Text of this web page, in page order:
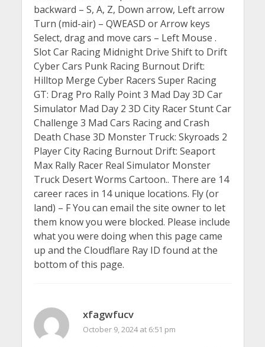
backward – S, A, Z, Down arrow, Left arrow
Turn (mid-air) – QWEASD or Arrow keys
Select, drag and move cars – Left Mouse .
Slot Car Racing Midnight Drive Shift to Drift
Cyber Cars Punk Racing Burnout Drift:
Hilltop Merge Cyber Racers Super Racing
GT: Drag Pro Rally Point 3 Mad Day 3D Car
Simulator Mad Day 2 3D City Racer Stunt Car
Challenge 3 Mad Cars Racing and Crash
Death Chase 3D Monster Truck: Skyroads 2
Player City Racing Burnout Drift: Seaport
Max Rally Racer Real Simulator Monster
Truck Desert Worms Cartoon.. There are 14
career races in 14 unique locations. Fly (or
land) – F You can email the site owner to let
them know you were blocked. Please include
what you were doing when this page came
up and the Cloudflare Ray ID found at the
bottom of this page.
xfagwfucv
October 9, 2024 at 6:51 pm